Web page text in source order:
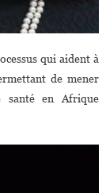
qui aident à
de mener
santé en Afrique